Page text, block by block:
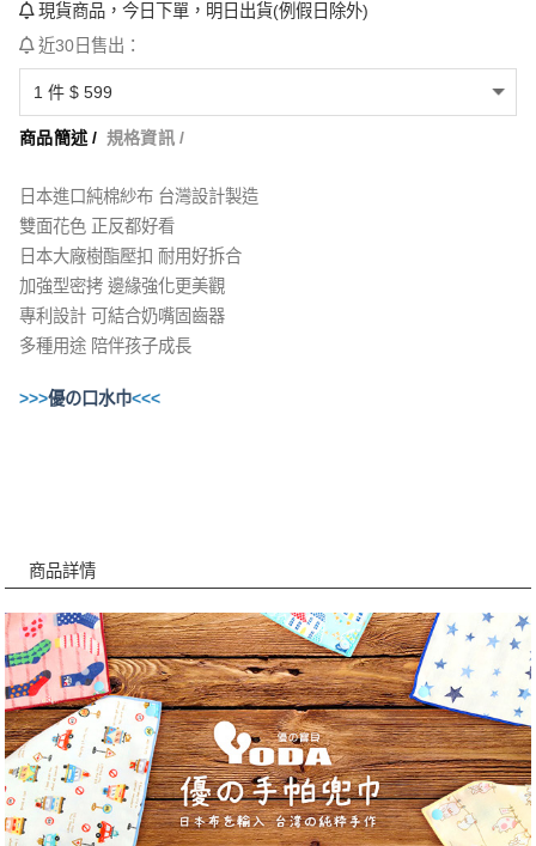
現貨商品，今日下單，明日出貨(例假日除外)
近30日售出：
商品簡述 / 規格資訊 /
日本進口純棉紗布 台灣設計製造
雙面花色 正反都好看
日本大廠樹酯壓扣 耐用好拆合
加強型密拷 邊緣強化更美觀
專利設計 可結合奶嘴固齒器
多種用途 陪伴孩子成長
>>>優の口水巾<<<
商品詳情